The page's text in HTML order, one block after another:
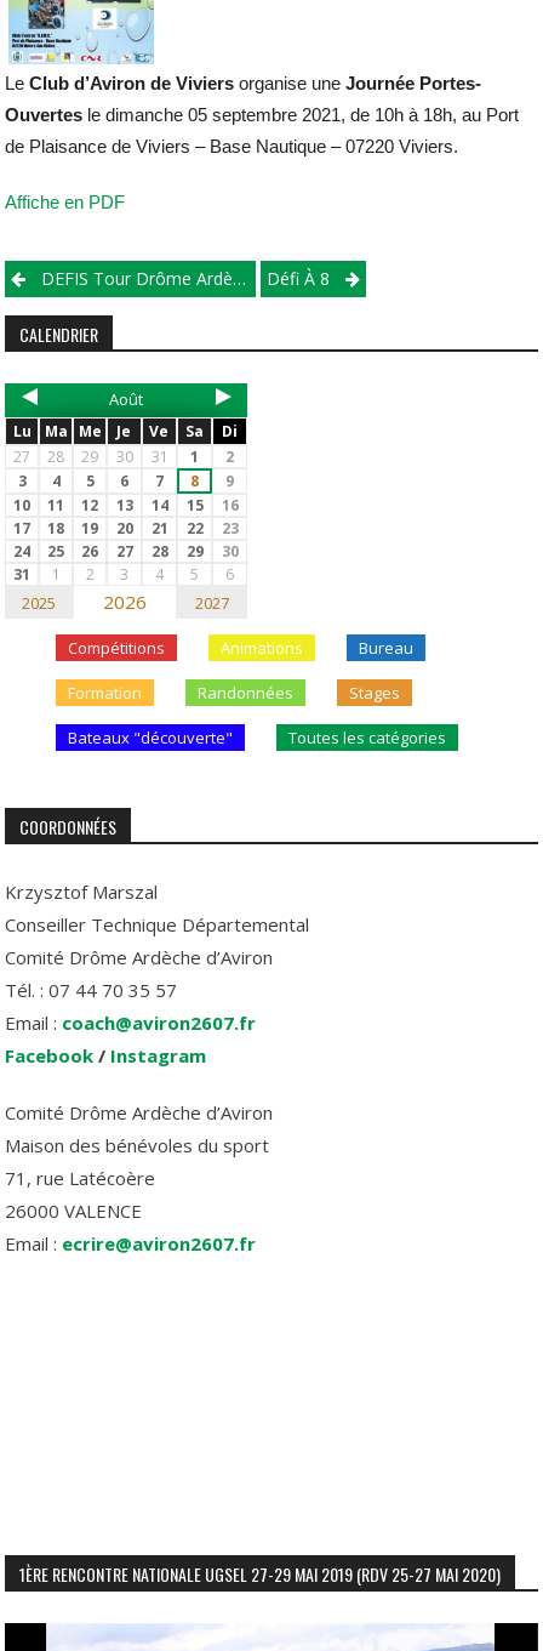
LeClub d’Aviron de Viviers organise uneJournée Portes-
Ouvertes le dimanche 05 septembre 2021, de 10h à 18h, au Port
de Plaisance de Viviers – Base Nautique – 07220 Viviers.
Affiche en PDF
DEFIS Tour Drôme Ardèche Défi À 8
CALENDRIER
Août
Lu Ma Me Je Ve Sa
Di
27
28 29 30 31 1
2
3
4 5 6 7 8
9
10
11 12 13 14 15
16
17
18 19 20 21 22
23
24
25 26 27 28 29
30
31
1 2 3 4 5 6
2025 2026 2027
Compétitions Animations Bureau
Formation Randonnées Stages
Bateaux "découverte" Toutes les catégories
COORDONNÉES
Krzysztof Marszal
Conseiller Technique Départemental
Comité Drôme Ardèche d’Aviron
Tél. : 07 44 70 35 57
Email : coach@aviron2607.fr
Facebook / Instagram
Comité Drôme Ardèche d’Aviron
Maison des bénévoles du sport
71, rue Latécoère
26000 VALENCE
Email : ecrire@aviron2607.fr
1ÈRE RENCONTRE NATIONALE UGSEL 27-29 MAI 2019 (RDV 25-27 MAI 2020)